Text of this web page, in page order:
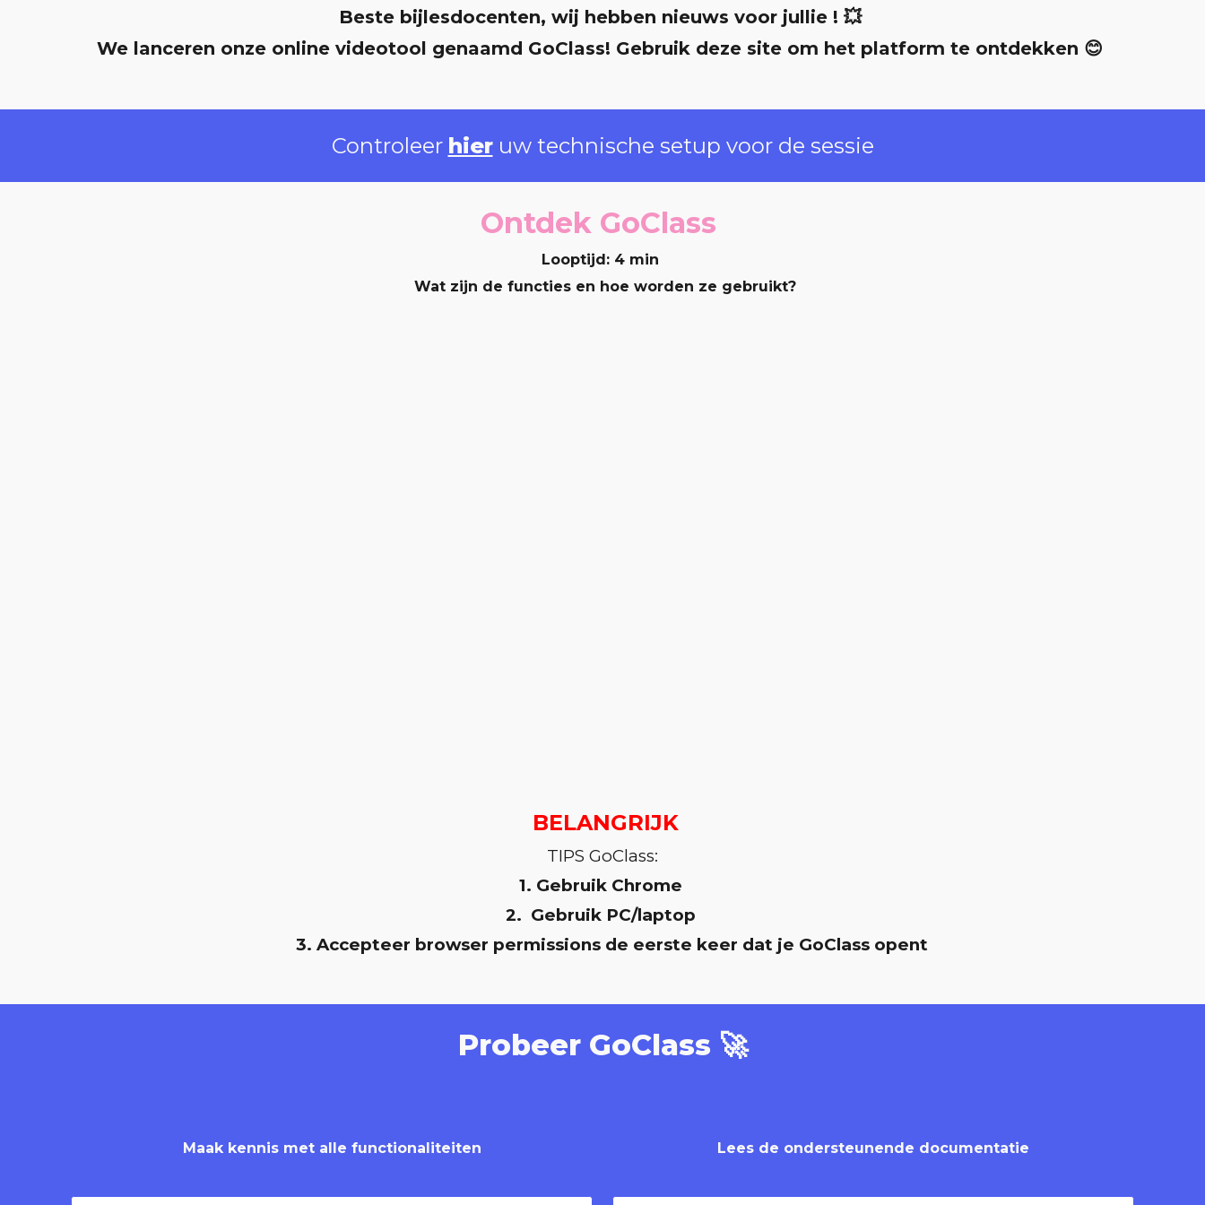
Beste bijlesdocenten, wij hebben nieuws voor jullie ! 💥
We lanceren onze online videotool genaamd GoClass! Gebruik deze site om het platform te ontdekken 😊
Controleer hier uw technische setup voor de sessie
Ontdek GoClass
Looptijd: 4 min
Wat zijn de functies en hoe worden ze gebruikt?
BELANGRIJK
TIPS GoClass:
1. Gebruik Chrome
2.  Gebruik PC/laptop
3. Accepteer browser permissions de eerste keer dat je GoClass opent
Probeer GoClass 🚀
Maak kennis met alle functionaliteiten Lees de ondersteunende documentatie